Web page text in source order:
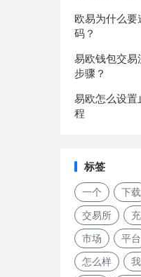
欧易为什么
码？
易欧钱包交易
步骤？
易欧怎么设置
程
标签
一个 下载
交易所
市场 平台
怎么样